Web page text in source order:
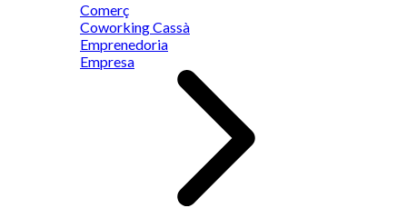
Comerç
Coworking Cassà
Emprenedoria
Empresa